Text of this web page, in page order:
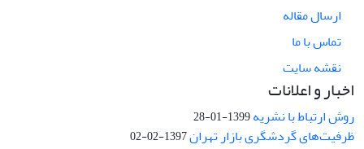
ارسال مقاله
تماس با ما
نقشه سایت
اخبار و اعلانات
روش ارتباط با نشریه1399-01-28
ظرفیت‌های گردشگری بازار تهران1397-02-02